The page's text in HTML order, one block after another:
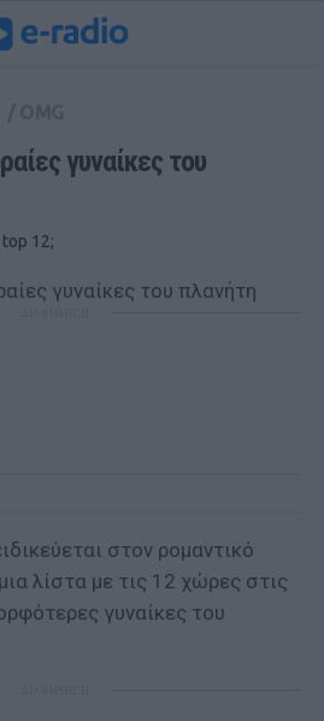
γυναίκες του
12;
στον ρομαντικό
λίστα με τις 12 χώρες στις
γυναίκες του